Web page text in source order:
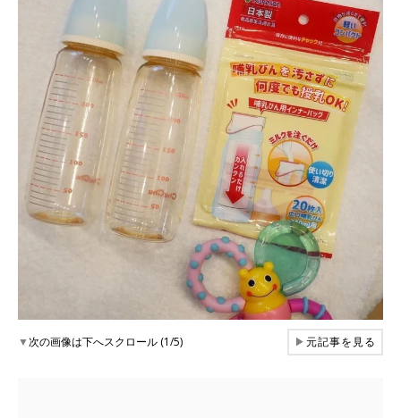
▼次の画像は下へスクロール (1/5) ▶元記事を見る